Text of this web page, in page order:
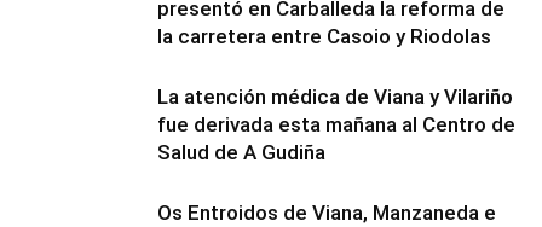
presentó en Carballeda la reforma de
la carretera entre Casoio y Riodolas
La atención médica de Viana y Vilariño
fue derivada esta mañana al Centro de
Salud de A Gudiña
Os Entroidos de Viana, Manzaneda e